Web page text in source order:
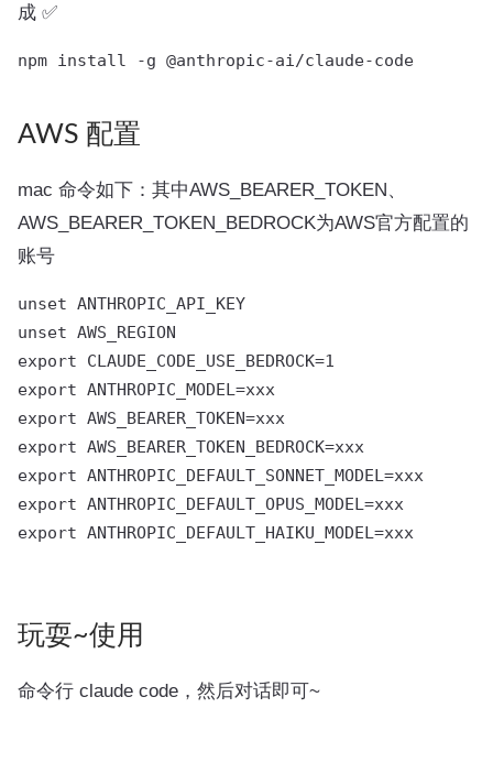
成 ✅
AWS 配置
mac 命令如下：其中AWS_BEARER_TOKEN、
AWS_BEARER_TOKEN_BEDROCK为AWS官方配置的
账号
unset ANTHROPIC_API_KEY
unset AWS_REGION
export CLAUDE_CODE_USE_BEDROCK=1
export ANTHROPIC_MODEL=xxx
export AWS_BEARER_TOKEN=xxx
export AWS_BEARER_TOKEN_BEDROCK=xxx
export ANTHROPIC_DEFAULT_SONNET_MODEL=xxx
export ANTHROPIC_DEFAULT_OPUS_MODEL=xxx
export ANTHROPIC_DEFAULT_HAIKU_MODEL=xxx
玩耍~使用
命令行 claude code，然后对话即可~